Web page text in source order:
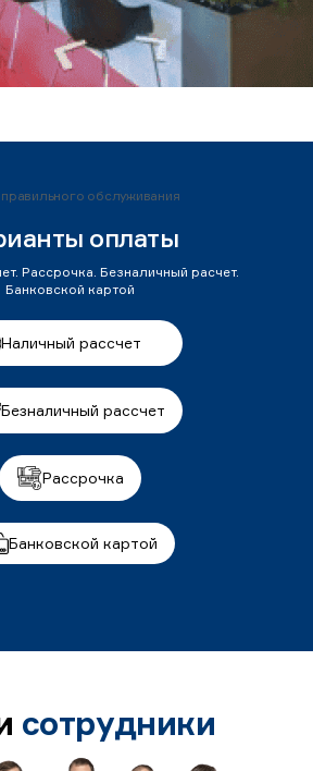
обслуживания
оплаты
Рассрочка. Безналичный расчет.
Банковской картой
Наличный рассчет
Безналичный рассчет
Рассрочка
Банковской картой
сотрудники